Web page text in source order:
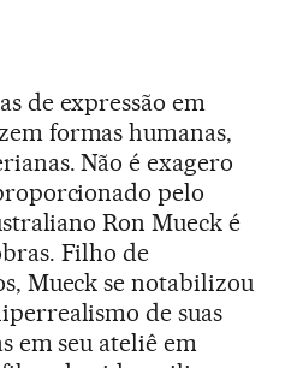
de expressão em
formas humanas,
Não é exagero
pelo
Ron Mueck é
Filho de
Mueck se notabilizou
de suas
em seu ateliê em